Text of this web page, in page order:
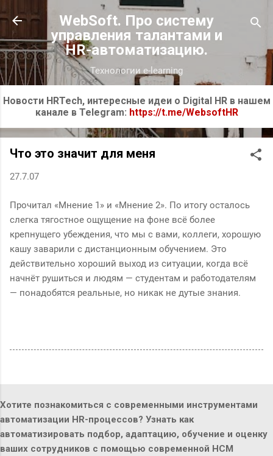
К основному контенту
WebSoft. Про систему
управления талантами и
HR-автоматизацию.
Технологии e-learning
Новости HRTech, интересные идеи о Digital HR в нашем
канале в Telegram: https://t.me/WebsoftHR
Что это значит для меня
27.7.07
Прочитал «Мнение 1» и «Мнение 2». По итогу осталось
слегка тягостное ощущение на фоне всё более
крепнущего убеждения, что мы с вами, коллеги, хорошую
кашу заварили с дистанционным обучением. Это
действительно хороший выход из ситуации, когда всё
начнёт рушиться и людям — студентам и работодателям
— понадобятся реальные, но никак не дутые знания.
Хотите познакомиться с современными инструментами
автоматизации HR-процессов? Узнать как
автоматизировать подбор, адаптацию, обучение и оценку
ваших сотрудников с помощью современной HCM